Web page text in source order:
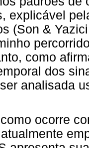
explicável
(Son &
como
dos
analisada
ocorre